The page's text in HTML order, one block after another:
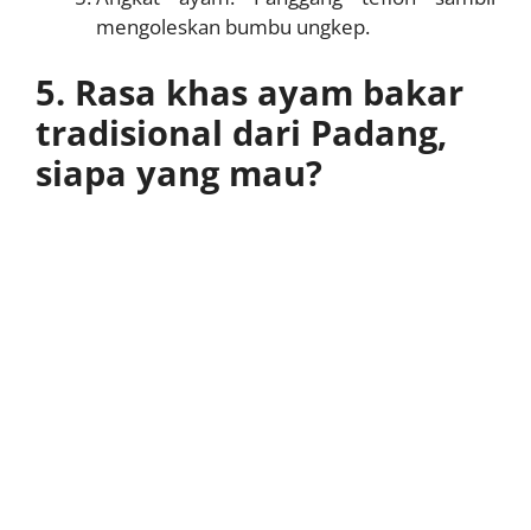
mengoleskan bumbu ungkep.
5. Rasa khas ayam bakar
tradisional dari Padang,
siapa yang mau?